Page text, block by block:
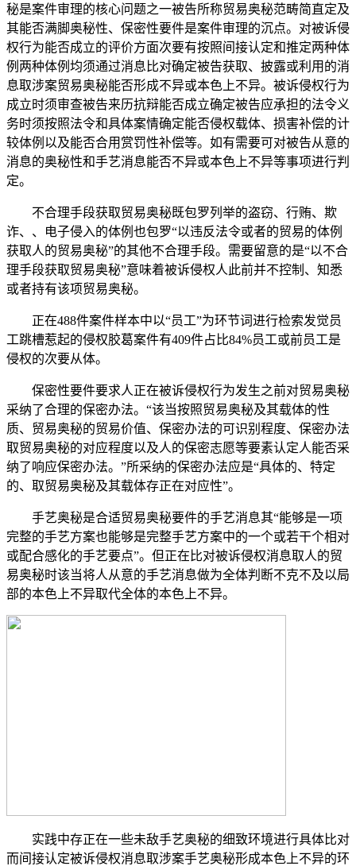
秘是案件审理的核心问题之一被告所称贸易奥秘范畴简直定及
其能否满脚奥秘性、保密性要件是案件审理的沉点。对被诉侵
权行为能否成立的评价方面次要有按照间接认定和推定两种体
例两种体例均须通过消息比对确定被告获取、披露或利用的消
息取涉案贸易奥秘能否形成不异或本色上不异。被诉侵权行为
成立时须审查被告来历抗辩能否成立确定被告应承担的法令义
务时须按照法令和具体案情确定能否侵权载体、损害补偿的计
较体例以及能否合用赏罚性补偿等。如有需要可对被告从意的
消息的奥秘性和手艺消息能否不异或本色上不异等事项进行判
定。
不合理手段获取贸易奥秘既包罗列举的盗窃、行贿、欺
诈、、电子侵入的体例也包罗“以违反法令或者的贸易的体例
获取人的贸易奥秘”的其他不合理手段。需要留意的是“以不合
理手段获取贸易奥秘”意味着被诉侵权人此前并不控制、知悉
或者持有该项贸易奥秘。
正在488件案件样本中以“员工”为环节词进行检索发觉员
工跳槽惹起的侵权胶葛案件有409件占比84%员工或前员工是
侵权的次要从体。
保密性要件要求人正在被诉侵权行为发生之前对贸易奥秘
采纳了合理的保密办法。“该当按照贸易奥秘及其载体的性
质、贸易奥秘的贸易价值、保密办法的可识别程度、保密办法
取贸易奥秘的对应程度以及人的保密志愿等要素认定人能否采
纳了响应保密办法。”所采纳的保密办法应是“具体的、特定
的、取贸易奥秘及其载体存正在对应性”。
手艺奥秘是合适贸易奥秘要件的手艺消息其“能够是一项
完整的手艺方案也能够是完整手艺方案中的一个或若干个相对
或配合感化的手艺要点”。但正在比对被诉侵权消息取人的贸
易奥秘时该当将人从意的手艺消息做为全体判断不克不及以局
部的本色上不异取代全体的本色上不异。
实践中存正在一些未敌手艺奥秘的细致环境进行具体比对
而间接认定被诉侵权消息取涉案手艺奥秘形成本色上不异的环